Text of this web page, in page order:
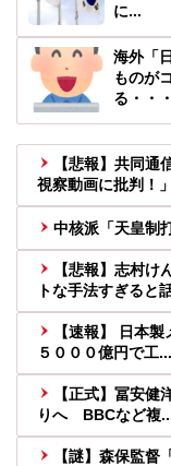
に...
海外「
ものが
る・・
【悲報】共同
視察動画に批判！
中核派「天皇制
【悲報】志村
トな手法すぎると
【速報】 日本
５０００億円で工...
【正式】冨安
りへ BBCなど複
【謎】森保監